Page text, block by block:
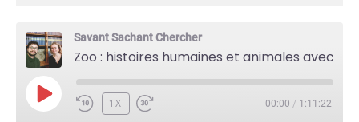
Savant Sachant Chercher
PLAY
EPISODE
1X 00:00 / 1:11:22